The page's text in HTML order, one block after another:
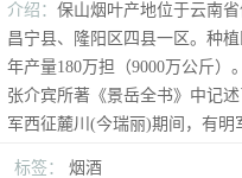
介绍： 保山烟叶产地位于云南
昌宁县、隆阳区四县一区。种
年产量180万担（9000万公斤
张介宾所著《景岳全书》中记
军西征麓川(今瑞丽)期间，有明
标签： 烟酒